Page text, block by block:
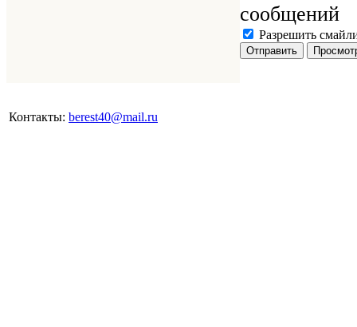
Разрешить
Контакты: berest40@mail.ru